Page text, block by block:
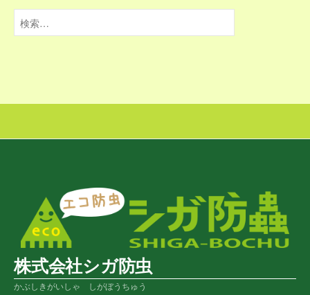
イ
ブ
検
索:
株式会社シガ防虫
かぶしきがいしゃ しがぼうちゅう